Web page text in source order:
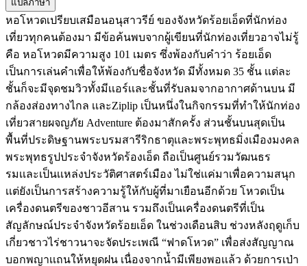
แปลภาษา
หอโหวดเปรียบเสมือนอนุสาวรีย์ ของจังหวัดร้อยเอ็ดที่นักท่อง
เที่ยวทุกคนต้องมา มีข้อค้นพบจากผู้เขียนที่นักท่องเที่ยวอาจไม่รู้
คือ หอโหวดมีความสูง 101 เมตร ซึ่งพ้องกับคำว่า ร้อยเอ็ด
เป็นการเล่นคำเพื่อให้พ้องกับชื่อจังหวัด มีทั้งหมด 35 ชั้น เเต่ละ
ชั้นก็จะมีจุดชมวิวทั้งมีเเอร์เเละชั้นที่รับลมจากอากาศด้านบน มี
กล้องส่องทางไกล เเละZiplip เป็นหนึ่งในกิจกรรมที่ทำให้นักท่อง
เที่ยวสายผจญภัย Adventure ต้องมาสักครั้ง ส่วนชั้นบนสุดเป็น
พื้นที่ประดิษฐานพระบรมสารีริกธาตุเเละพระพุทธมิ่งเมืองมงคล
พระพุทธรูปประจำจังหวัดร้องเอ็ด ถือเป็นศูนย์รวมวัฒนธร
รมเเละเป็นเเหล่งประวัติศาสตร์เมือง ไม่ใช่เเค่มาเพื่อความสนุก
เเต่ยังเป็นการสร้างความรู้ให้กับผู้ที่มาเยือนอีกด้วย โหวดเป็น
เครื่องดนตรีของชาวอีสาน รวมถึงเป็นเครื่องดนตรีที่เป็น
สัญลักษณ์ประจำจังหวัดร้อยเอ็ด ในช่วงเดือนสิบ ช่วงหลังฤดูเก็บ
เกี่ยวชาวไร่ชาวนาจะจัดประเพณี “ฟาดโหวด” เพื่อส่งสัญญาณ
บอกพญาเเถนให้หยุดฝน เนื่องจากน้ำมีเพียงพอเเล้ว ด้วยการเป่า